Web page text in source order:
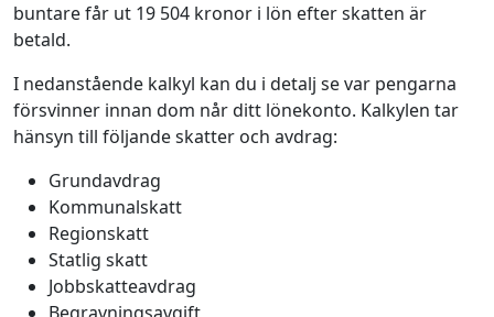
buntare får ut 19 504 kronor i lön efter skatten är
betald.
I nedanstående kalkyl kan du i detalj se var pengarna
försvinner innan dom når ditt lönekonto. Kalkylen tar
hänsyn till följande skatter och avdrag:
Grundavdrag
Kommunalskatt
Regionskatt
Statlig skatt
Jobbskatteavdrag